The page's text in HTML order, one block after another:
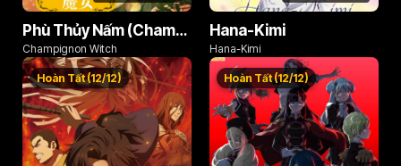
Phù Thủy Nấm (Champignon no Majo)
Champignon Witch
Hana-Kimi
Hana-Kimi
Hoàn Tất (12/12) Hoàn Tất (12/12)